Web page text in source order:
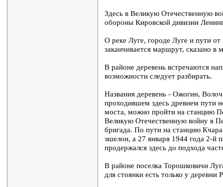
Здесь в Великую Отечественную
обороны Кировской дивизии
О реке Луге, городе Луге и пути от
заканчивается маршрут, сказано
В районе деревень встречаются
возможности следует разбирать.
Названия деревень - Ожогин,
проходившем здесь древнем пути
моста, можно пройти на станцию
Великую Отечественную войну в
бригада. По пути на станцию
эшелон, а 27 января 1944 года 2-й
продержался здесь до подхода
В районе поселка Торошковичи
для стоянки есть только у